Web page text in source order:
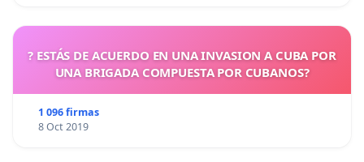
? ESTÁS DE ACUERDO EN UNA INVASION A CUBA POR
UNA BRIGADA COMPUESTA POR CUBANOS?
1 096 firmas
8 Oct 2019